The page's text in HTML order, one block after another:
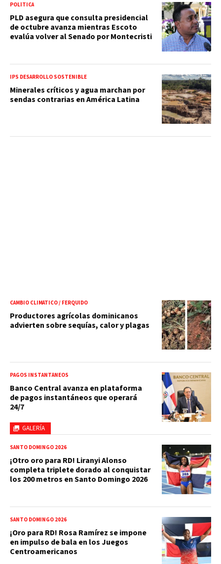
POLÍTICA
PLD asegura que consulta presidencial
de octubre avanza mientras Escoto
evalúa volver al Senado por Montecristi
IPS DESARROLLO SOSTENIBLE
Minerales críticos y agua marchan por
sendas contrarias en América Latina
CAMBIO CLIMÁTICO / FERQUIDO
Productores agrícolas dominicanos
advierten sobre sequías, calor y plagas
GALERÍA
PAGOS INSTANTÁNEOS
Banco Central avanza en plataforma
de pagos instantáneos que operará
24/7
SANTO DOMINGO 2026
¡Otro oro para RD! Liranyi Alonso
completa triplete dorado al conquistar
los 200 metros en Santo Domingo 2026
SANTO DOMINGO 2026
¡Oro para RD! Rosa Ramírez se impone
en impulso de bala en los Juegos
Centroamericanos